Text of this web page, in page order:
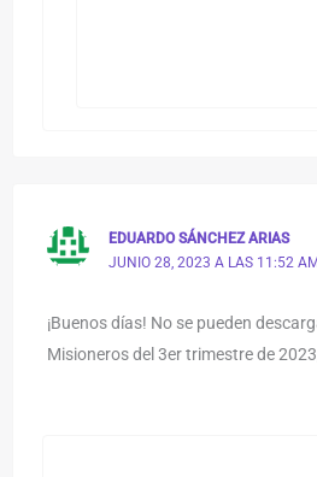
EDUARDO SÁNCHEZ ARIAS
JUNIO 28, 2023 A LAS 11:52
¡Buenos días! No se pueden
Misioneros del 3er trimestre de